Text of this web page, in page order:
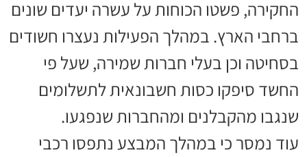
החקירה, פשטו הכוחות על עשרה יעדים שונים
ברחבי הארץ. במהלך הפעילות נעצרו חשודים
בסחיטה וכן בעלי חברות שמירה, שעל פי
החשד סיפקו כסות חשבונאית לתשלומים
שנגבו מהקבלנים ומהחברות שנפגעו.
עוד נמסר כי במהלך המבצע נתפסו רכבי